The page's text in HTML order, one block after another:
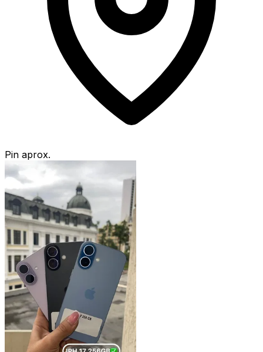
Pin aprox.